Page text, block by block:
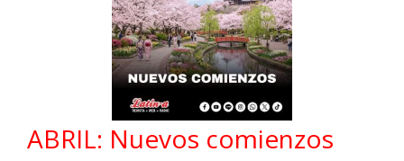
ABRIL: Nuevos comienzos